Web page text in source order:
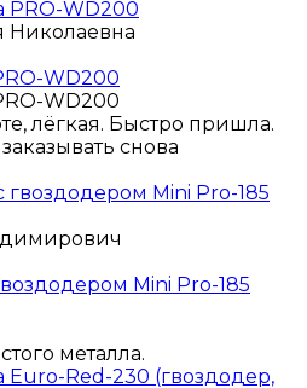
Николаевна
WD200
WD200
лёгкая. Быстро пришла.
снова
Mini Pro-185
металла.